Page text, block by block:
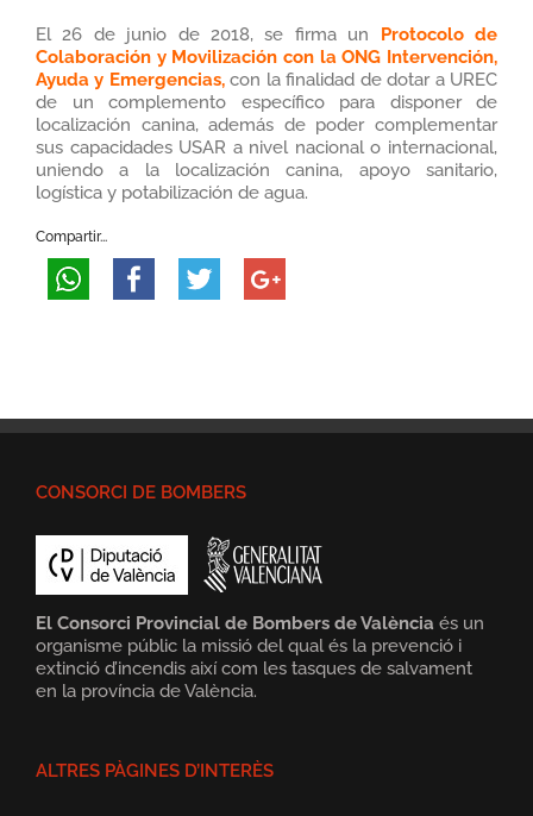
El 26 de junio de 2018, se firma un Protocolo de
Colaboración y Movilización con la ONG Intervención,
Ayuda y Emergencias, con la finalidad de dotar a UREC
de un complemento específico para disponer de
localización canina, además de poder complementar
sus capacidades USAR a nivel nacional o internacional,
uniendo a la localización canina, apoyo sanitario,
logística y potabilización de agua.
Compartir...
CONSORCI DE BOMBERS
El Consorci Provincial de Bombers de València és un
organisme públic la missió del qual és la prevenció i
extinció d’incendis així com les tasques de salvament
en la província de València.
ALTRES PÀGINES D’INTERÈS